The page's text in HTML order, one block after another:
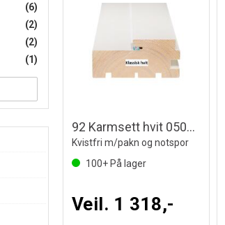
(6)
(2)
(2)
(1)
92 Karmsett hvit 0500-N
Kvistfri m/pakn og notspor
100+På lager
Veil. 1 318,-